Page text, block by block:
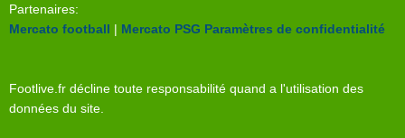
Partenaires:
Mercato football | Mercato PSG Paramètres de confidentialité
Footlive.fr décline toute responsabilité quand a l'utilisation des
données du site.